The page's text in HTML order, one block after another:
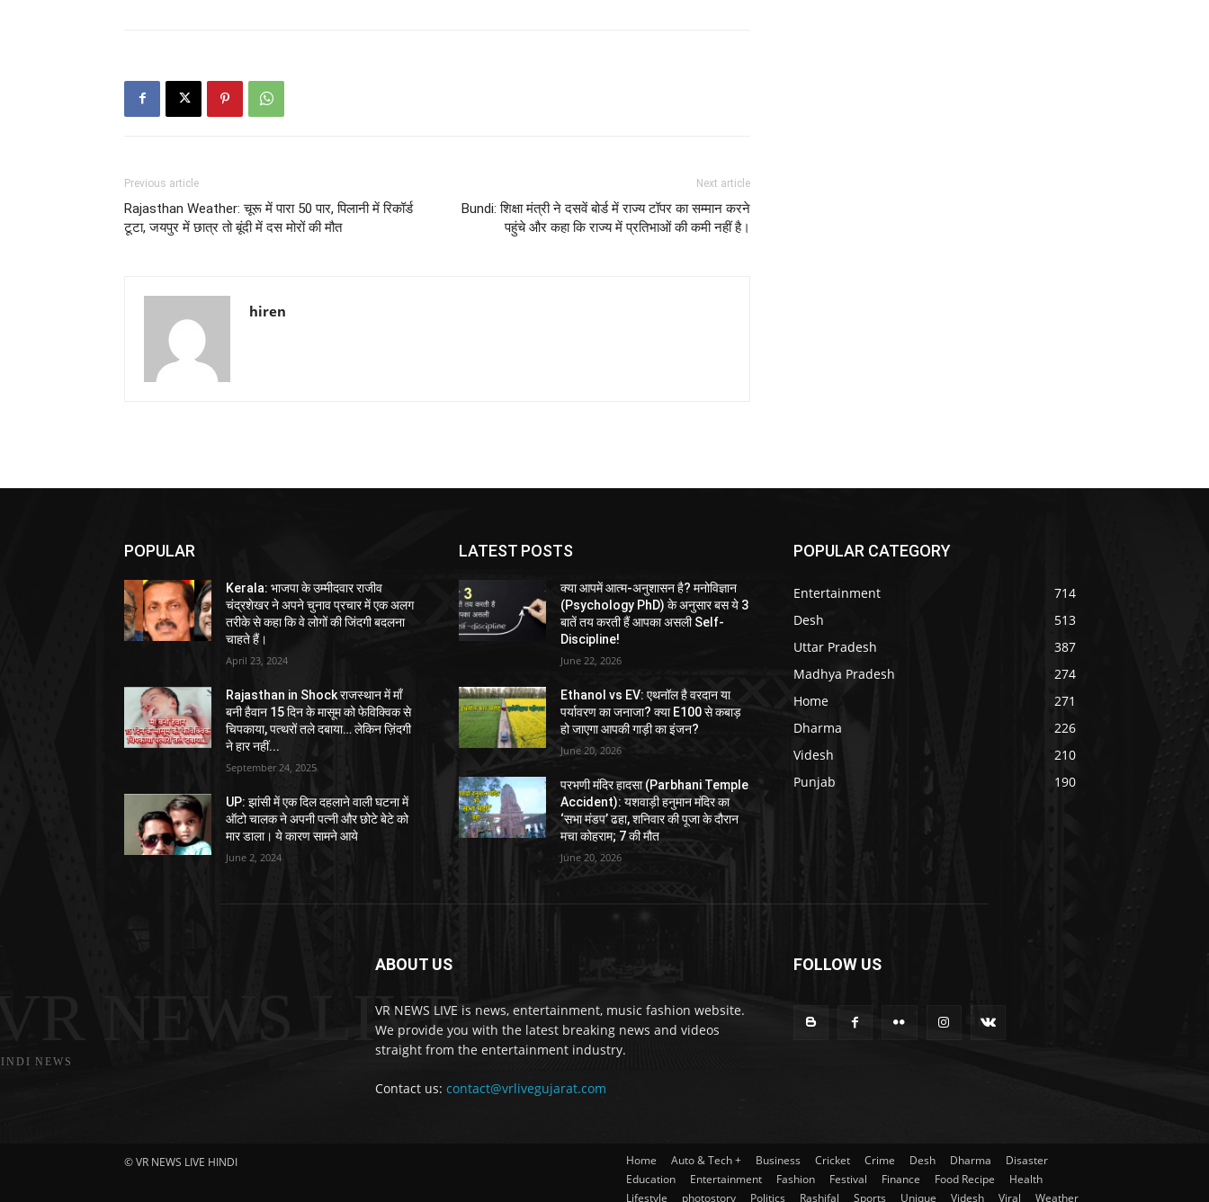
Previous article
Rajasthan Weather: चूरू में पारा 50 पार, पिलानी में रिकॉर्ड
टूटा, जयपुर में छात्र तो बूंदी में दस मोरों की मौत
Next article
Bundi: शिक्षा मंत्री ने दसवें बोर्ड में राज्य टॉपर का सम्मान करने
पहुंचे और कहा कि राज्य में प्रतिभाओं की कमी नहीं है।
hiren
POPULAR
Kerala: भाजपा के उम्मीदवार राजीव
चंद्रशेखर ने अपने चुनाव प्रचार में एक अलग
तरीके से कहा कि वे लोगों की जिंदगी बदलना
चाहते हैं।
April 23, 2024
Rajasthan in Shock राजस्थान में माँ
बनी हैवान 15 दिन के मासूम को फेविक्विक से
चिपकाया, पत्थरों तले दबाया… लेकिन ज़िंदगी
ने हार नहीं...
September 24, 2025
UP: झांसी में एक दिल दहलाने वाली घटना में
ऑटो चालक ने अपनी पत्नी और छोटे बेटे को
मार डाला। ये कारण सामने आये
June 2, 2024
LATEST POSTS
क्या आपमें आत्म-अनुशासन है? मनोविज्ञान
(Psychology PhD) के अनुसार बस ये 3
बातें तय करती हैं आपका असली Self-
Discipline!
June 22, 2026
Ethanol vs EV: एथनॉल है वरदान या
पर्यावरण का जनाजा? क्या E100 से कबाड़
हो जाएगा आपकी गाड़ी का इंजन?
June 20, 2026
परभणी मंदिर हादसा (Parbhani Temple
Accident): यशवाड़ी हनुमान मंदिर का
‘सभा मंडप’ ढहा, शनिवार की पूजा के दौरान
मचा कोहराम; 7 की मौत
June 20, 2026
POPULAR CATEGORY
Entertainment
714
Desh
513
Uttar Pradesh
387
Madhya Pradesh
274
Home
271
Dharma
226
Videsh
210
Punjab
190
NEWS LIVE
NEWS
ABOUT US
VR NEWS LIVE is news, entertainment, music fashion website.
We provide you with the latest breaking news and videos
straight from the entertainment industry.
Contact us: contact@vrlivegujarat.com
FOLLOW US
© VR NEWS LIVE HINDI Home Auto & Tech + Business Cricket Crime Desh Dharma
Disaster
Education
Entertainment Fashion Festival Finance Food Recipe
Health
Lifestyle
photostory Politics Rashifal Sports Unique Videsh Viral Weather